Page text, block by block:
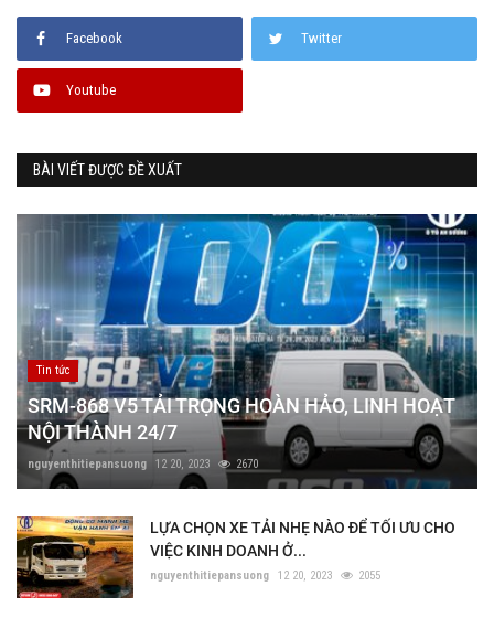
Facebook Twitter
Youtube
BÀI VIẾT ĐƯỢC ĐỀ XUẤT
Tin tức
SRM-868 V5 TẢI TRỌNG HOÀN HẢO, LINH HOẠT
NỘI THÀNH 24/7
nguyenthitiepansuong 12 20, 2023 2670
LỰA CHỌN XE TẢI NHẸ NÀO ĐỂ TỐI ƯU CHO
VIỆC KINH DOANH Ở...
nguyenthitiepansuong 12 20, 2023 2055